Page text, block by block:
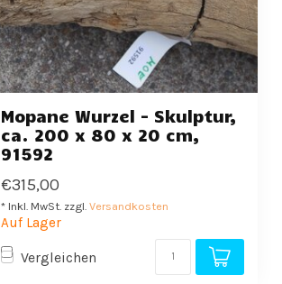
Mopane Wurzel - Skulptur,
ca. 200 x 80 x 20 cm,
91592
€315,00
* Inkl. MwSt. zzgl. Versandkosten
Auf Lager
Vergleichen